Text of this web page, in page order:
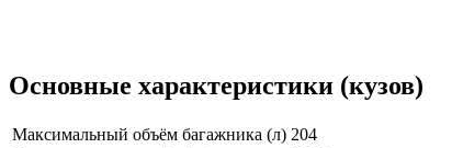
Основные характеристики (кузов)
Максимальный объём багажника (л) 204